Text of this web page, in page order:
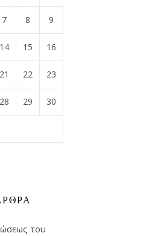
7 8 9
14 15 16
21 22 23
28 29 30
του